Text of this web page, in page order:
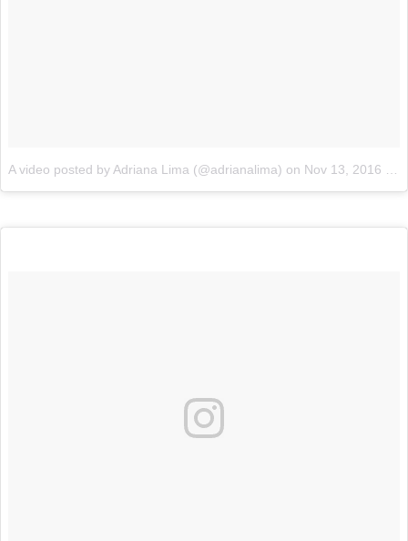
A video posted by Adriana Lima (@adrianalima) on Nov 13, 2016 at 9:34am PST